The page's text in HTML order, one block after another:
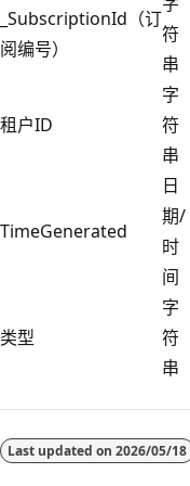
_SubscriptionId（订
阅编号）
符
串
租户ID
字
符
串
TimeGenerated
日
期/
时
间
类型
字
符
串
模Last updated on 2026/05/18